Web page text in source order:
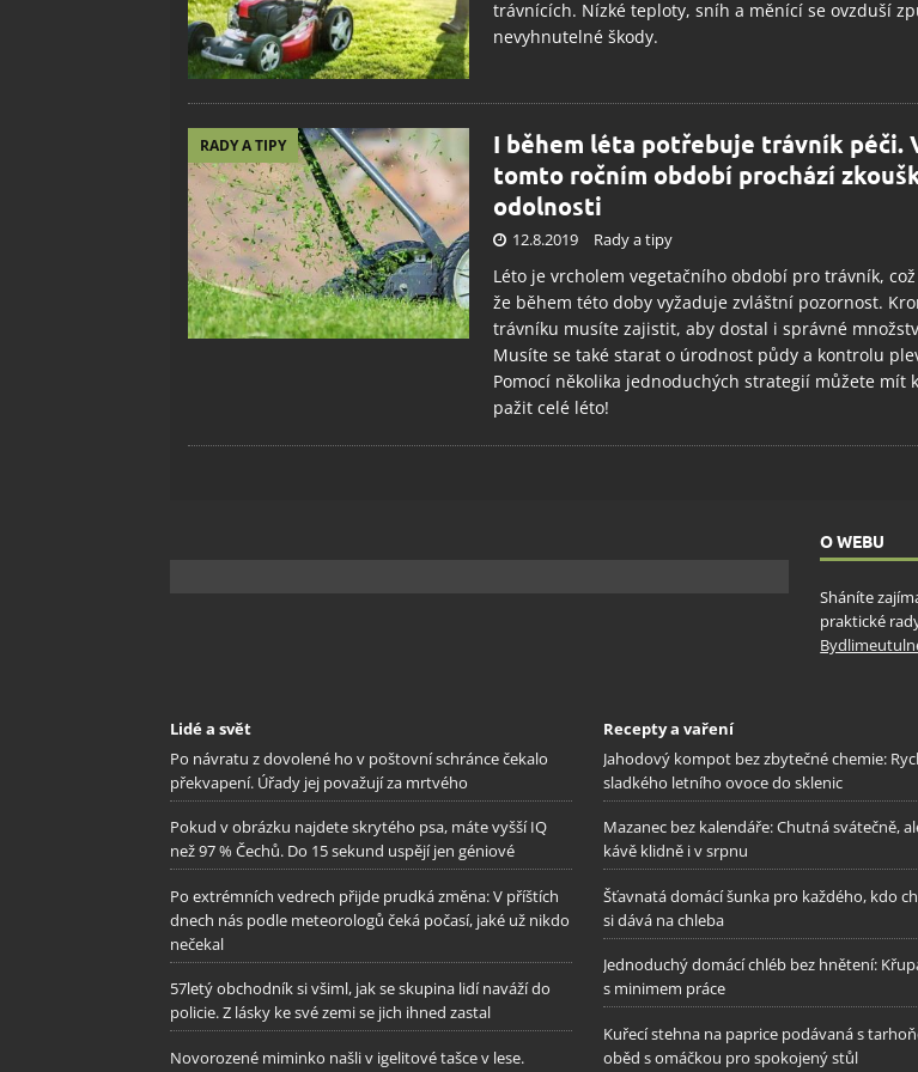
trávnících. Nízké teploty, sníh a měnící se ovzduší
nevyhnutelné škody.
RADY A TIPY
I během léta potřebuje trávník péči.
tomto ročním období prochází
odolnosti
12.8.2019 Rady a tipy
Léto je vrcholem vegetačního období pro trávník,
že během této doby vyžaduje zvláštní pozornost.
trávníku musíte zajistit, aby dostal i správné
Musíte se také starat o úrodnost půdy a kontrolu
Pomocí několika jednoduchých strategií můžete mít
pažit celé léto!
O WEBU
Sháníte
praktické
Lidé a svět
Po návratu z dovolené ho v poštovní schránce čekalo
překvapení. Úřady jej považují za mrtvého
Pokud v obrázku najdete skrytého psa, máte vyšší IQ
než 97 % Čechů. Do 15 sekund uspějí jen géniové
Po extrémních vedrech přijde prudká změna: V příštích
dnech nás podle meteorologů čeká počasí, jaké už nikdo
nečekal
57letý obchodník si všiml, jak se skupina lidí naváží do
policie. Z lásky ke své zemi se jich ihned zastal
Novorozené miminko našli v igelitové tašce v lese.
Recepty a vaření
Jahodový kompot bez zbytečné chemie:
sladkého letního ovoce do sklenic
Mazanec bez kalendáře: Chutná svátečně,
kávě klidně i v srpnu
Šťavnatá domácí šunka pro každého, kdo
si dává na chleba
Jednoduchý domácí chléb bez hnětení:
s minimem práce
Kuřecí stehna na paprice podávaná s
oběd s omáčkou pro spokojený stůl